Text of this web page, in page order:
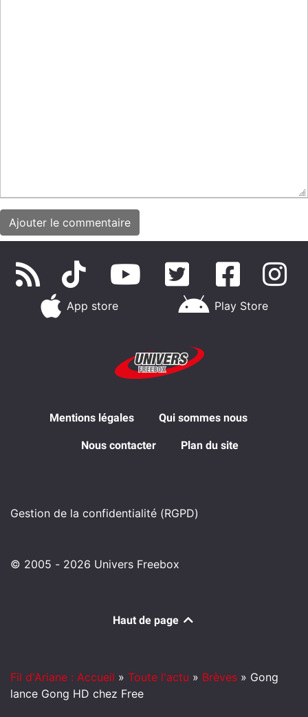
App store Play Store
Mentions légales Qui sommes nous
Nous contacter Plan du site
Gestion de la confidentialité (RGPD)
© 2005 - 2026 Univers Freebox
Haut de page
Fil d'Ariane : Accueil » Toute l'actu » Brèves » Gong
lance Gong HD chez Free